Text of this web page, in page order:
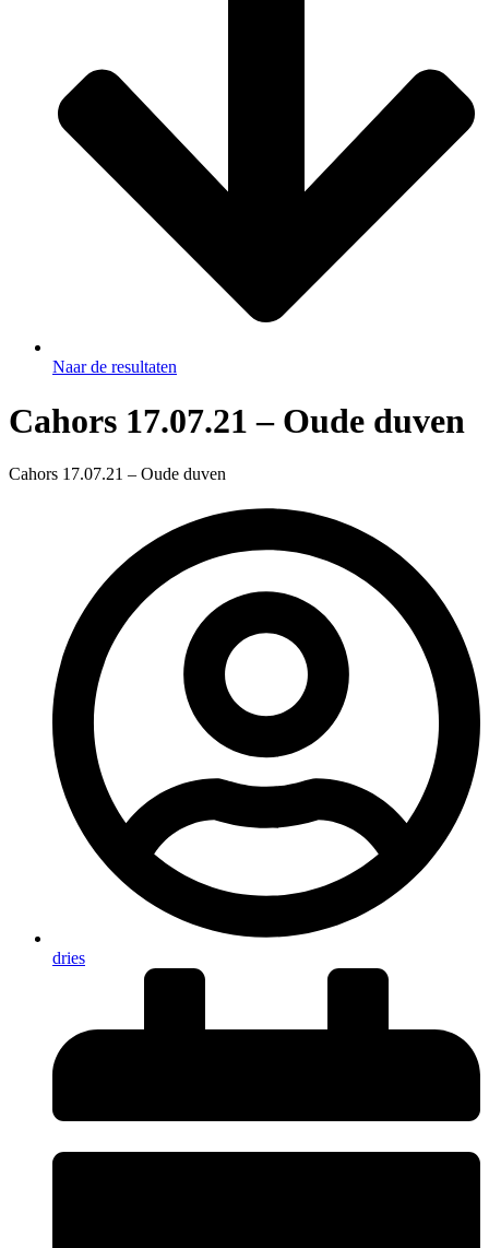
Naar de resultaten
Cahors 17.07.21 – Oude duven
Cahors 17.07.21 – Oude duven
dries